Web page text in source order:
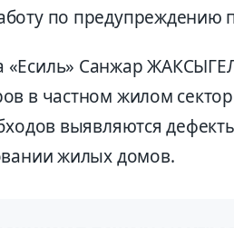
по предупреждению
Санжар
в частном жилом
выявляются
жилых домов.